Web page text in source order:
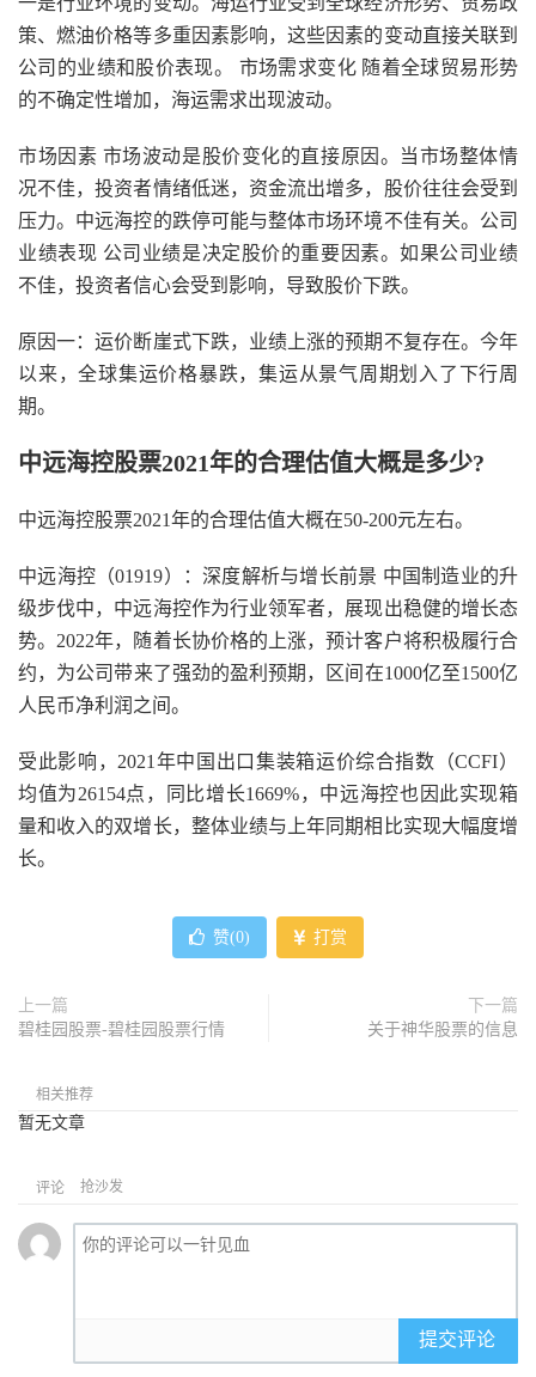
策、燃油价格等多重因素影响，这些因素的变动直接关联到
公司的业绩和股价表现。 市场需求变化 随着全球贸易形势
的不确定性增加，海运需求出现波动。
市场因素 市场波动是股价变化的直接原因。当市场整体情
况不佳，投资者情绪低迷，资金流出增多，股价往往会受到
压力。中远海控的跌停可能与整体市场环境不佳有关。公司
业绩表现 公司业绩是决定股价的重要因素。如果公司业绩
不佳，投资者信心会受到影响，导致股价下跌。
原因一：运价断崖式下跌，业绩上涨的预期不复存在。今年
以来，全球集运价格暴跌，集运从景气周期划入了下行周
期。
中远海控股票2021年的合理估值大概是多少?
中远海控股票2021年的合理估值大概在50-200元左右。
中远海控（01919）：深度解析与增长前景 中国制造业的升
级步伐中，中远海控作为行业领军者，展现出稳健的增长态
势。2022年，随着长协价格的上涨，预计客户将积极履行合
约，为公司带来了强劲的盈利预期，区间在1000亿至1500亿
人民币净利润之间。
受此影响，2021年中国出口集装箱运价综合指数（CCFI）
均值为26154点，同比增长1669%，中远海控也因此实现箱
量和收入的双增长，整体业绩与上年同期相比实现大幅度增
长。
赞(0) 打赏
上一篇
碧桂园股票-碧桂园股票行情
下一篇
关于神华股票的信息
相关推荐
暂无文章
评论 抢沙发
提交评论